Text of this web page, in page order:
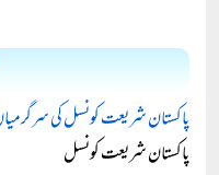
پاکستان شریعت کونسل کی
پاکستان شریعت کونسل